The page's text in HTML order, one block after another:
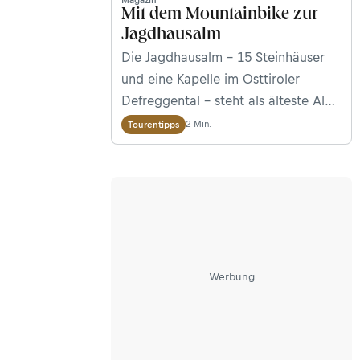
Mit dem Mountainbike zur
Jagdhausalm
Die Jagdhausalm – 15 Steinhäuser
und eine Kapelle im Osttiroler
Defreggental – steht als älteste Alm
Österreichs unter Denkmalschutz.
Ein wunderbares Mountainbike-
Tourentipps 2 Min.
Werbung